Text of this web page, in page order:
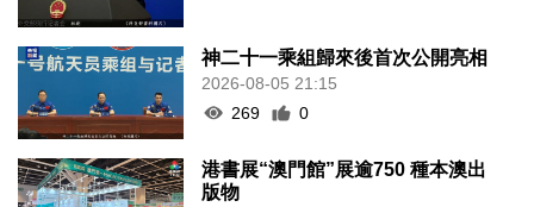
神二十一乘組歸來後首次公開亮相
2026-08-05 21:15
269
0
港書展“澳門館”展逾750 種本澳出
版物